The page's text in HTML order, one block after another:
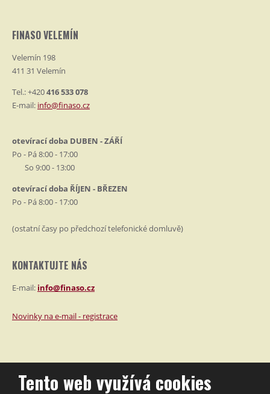
FINASO VELEMÍN
Velemín 198
411 31 Velemín
Tel.: +420416 533 078
E-mail: info@finaso.cz
otevírací doba DUBEN - ZÁŘÍ
Po - Pá 8:00 - 17:00
So 9:00 - 13:00
otevírací doba ŘÍJEN - BŘEZEN
Po - Pá 8:00 - 17:00
(ostatní časy po předchozí telefonické domluvě)
KONTAKTUJTE NÁS
E-mail: info@finaso.cz
Novinky na e-mail - registrace
2026, FINASO, s.r.o.
Tento web využívá cookies